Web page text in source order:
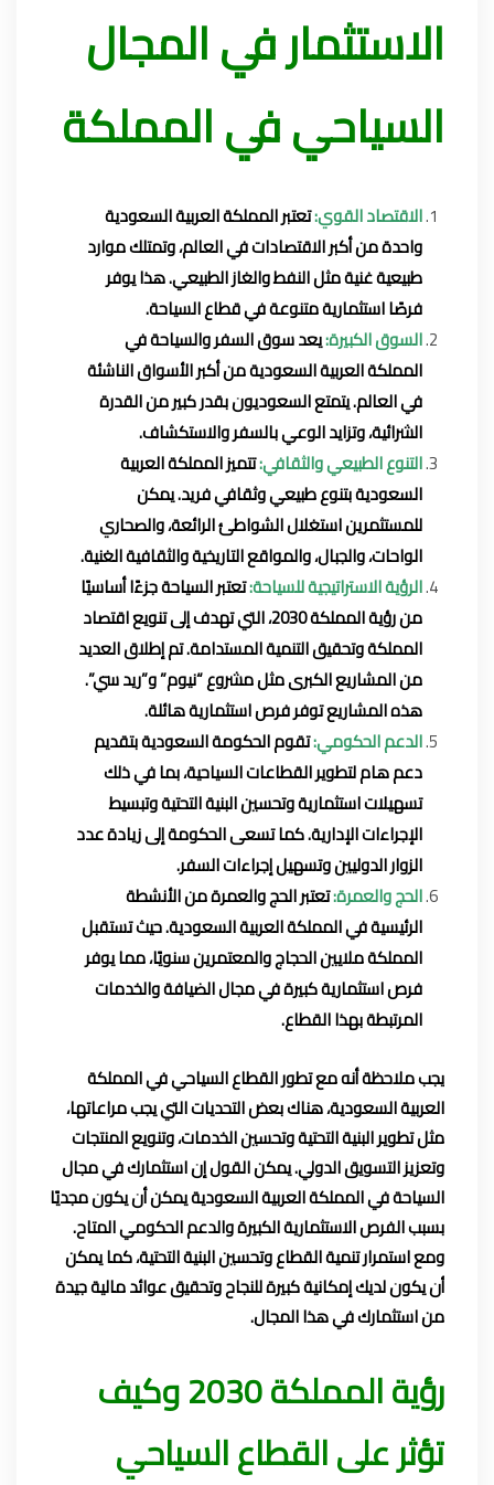
الاستثمار في المجال
السياحيفي المملكة
الاقتصاد القوي:تعتبر المملكة العربية السعودية
واحدة من أكبر الاقتصادات في العالم، وتمتلك موارد
طبيعية غنية مثل النفط والغاز الطبيعي. هذا يوفر
فرصًا استثمارية متنوعة في قطاع السياحة.
السوق الكبيرة:يعد سوق السفر والسياحة في
المملكة العربية السعودية من أكبر الأسواق الناشئة
في العالم. يتمتع السعوديون بقدر كبير من القدرة
الشرائية، وتزايد الوعي بالسفر والاستكشاف.
التنوع الطبيعي والثقافي:تتميز المملكة العربية
السعودية بتنوع طبيعي وثقافي فريد. يمكن
للمستثمرين استغلال الشواطئ الرائعة، والصحاري
الواحات، والجبال، والمواقع التاريخية والثقافية الغنية.
الرؤية الاستراتيجية للسياحة:تعتبر السياحة جزءًا أساسيًا
من رؤية المملكة 2030، التي تهدف إلى تنويع اقتصاد
المملكة وتحقيق التنمية المستدامة. تم إطلاق العديد
من المشاريع الكبرى مثل مشروع “نيوم” و”ريد سي”.
هذه المشاريع توفر فرص استثمارية هائلة.
الدعم الحكومي:تقوم الحكومة السعودية بتقديم
دعم هام لتطوير القطاعات السياحية، بما في ذلك
تسهيلات استثمارية وتحسين البنية التحتية وتبسيط
الإجراءات الإدارية. كما تسعى الحكومة إلى زيادة عدد
الزوار الدوليين وتسهيل إجراءات السفر.
الحج والعمرة:تعتبر الحج والعمرة من الأنشطة
الرئيسية في المملكة العربية السعودية. حيث تستقبل
المملكة ملايين الحجاج والمعتمرين سنويًا، مما يوفر
فرص استثمارية كبيرة في مجال الضيافة والخدمات
المرتبطة بهذا القطاع.
يجب ملاحظة أنه مع تطور القطاع السياحي في المملكة
العربية السعودية، هناك بعض التحديات التي يجب مراعاتها،
مثل تطوير البنية التحتية وتحسين الخدمات، وتنويع المنتجات
وتعزيز التسويق الدولي.يمكن القول إن استثمارك في مجال
السياحة في المملكة العربية السعودية يمكن أن يكون مجديًا
بسبب الفرص الاستثمارية الكبيرة والدعم الحكومي المتاح.
ومع استمرار تنمية القطاع وتحسين البنية التحتية، كما يمكن
أن يكون لديك إمكانية كبيرة للنجاح وتحقيق عوائد مالية جيدة
من استثمارك في هذا المجال.
رؤية المملكة 2030 وكيف
تؤثر على القطاع السياحي